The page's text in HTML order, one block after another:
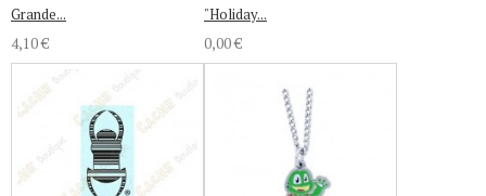
Grande...
4,10 €
"Holiday...
0,00 €